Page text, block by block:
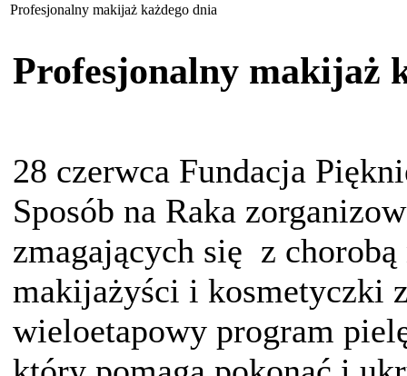
Profesjonalny makijaż każdego dnia
Profesjonalny makijaż
28 czerwca Fundacja
Sposób na Raka
zmagających się z
makijażyści i kosmetyczki
wieloetapowy program